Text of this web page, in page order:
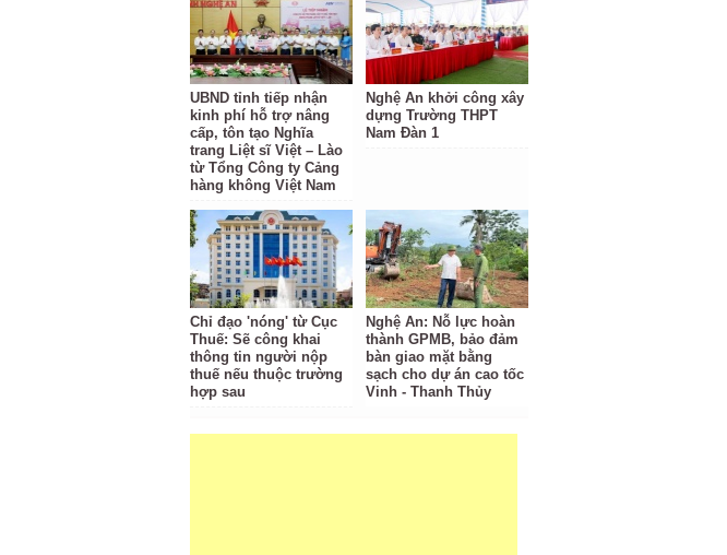
UBND tỉnh tiếp nhận
kinh phí hỗ trợ nâng
cấp, tôn tạo Nghĩa
trang Liệt sĩ Việt – Lào
từ Tổng Công ty Cảng
hàng không Việt Nam
Nghệ An khởi công xây
dựng Trường THPT
Nam Đàn 1
Chỉ đạo 'nóng' từ Cục
Thuế: Sẽ công khai
thông tin người nộp
thuế nếu thuộc trường
hợp sau
Nghệ An: Nỗ lực hoàn
thành GPMB, bảo đảm
bàn giao mặt bằng
sạch cho dự án cao tốc
Vinh - Thanh Thủy